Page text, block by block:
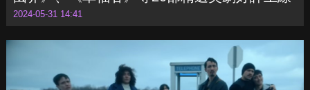
「BBC精選影集免費看」限時開放！《黑道無
國界》、《幸福谷》等20部精選英劇好評上線